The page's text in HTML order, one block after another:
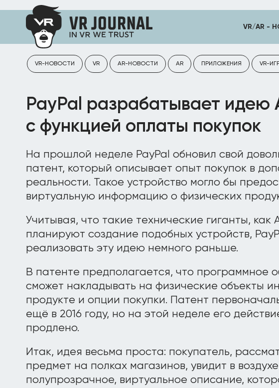
VR/AR -
VR-НОВОСТИ VR AR-НОВОСТИ AR ПРИЛОЖЕНИЯ VR-
PayPal разрабатывает идею
с функцией оплаты покупок
На прошлой неделе PayPal обновил свой
патент, который описывает опыт покупок в
реальности. Такое устройство могло бы
виртуальную информацию о физических
Учитывая, что такие технические гиганты, как
планируют создание подобных устройств,
реализовать эту идею немного раньше.
В патенте предполагается, что программное
сможет накладывать на физические объекты
продукте и опции покупки. Патент
ещё в 2016 году, но на этой неделе его
продлено.
Итак, идея весьма проста: покупатель,
предмет на полках магазинов, увидит в воздухе
полупрозрачное, виртуальное описание,